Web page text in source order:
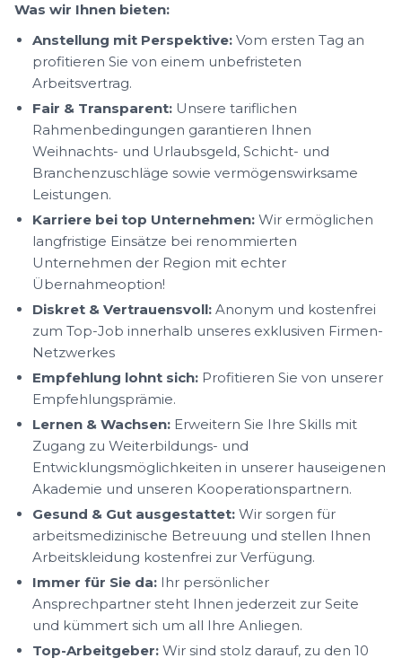
Was wir Ihnen bieten:
Anstellung mit Perspektive: Vom ersten Tag an
profitieren Sie von einem unbefristeten
Arbeitsvertrag.
Fair & Transparent: Unsere tariflichen
Rahmenbedingungen garantieren Ihnen
Weihnachts- und Urlaubsgeld, Schicht- und
Branchenzuschläge sowie vermögenswirksame
Leistungen.
Karriere bei top Unternehmen: Wir ermöglichen
langfristige Einsätze bei renommierten
Unternehmen der Region mit echter
Übernahmeoption!
Diskret & Vertrauensvoll: Anonym und kostenfrei
zum Top-Job innerhalb unseres exklusiven Firmen-
Netzwerkes
Empfehlung lohnt sich: Profitieren Sie von unserer
Empfehlungsprämie.
Lernen & Wachsen: Erweitern Sie Ihre Skills mit
Zugang zu Weiterbildungs- und
Entwicklungsmöglichkeiten in unserer hauseigenen
Akademie und unseren Kooperationspartnern.
Gesund & Gut ausgestattet: Wir sorgen für
arbeitsmedizinische Betreuung und stellen Ihnen
Arbeitskleidung kostenfrei zur Verfügung.
Immer für Sie da: Ihr persönlicher
Ansprechpartner steht Ihnen jederzeit zur Seite
und kümmert sich um all Ihre Anliegen.
Top-Arbeitgeber: Wir sind stolz darauf, zu den 10